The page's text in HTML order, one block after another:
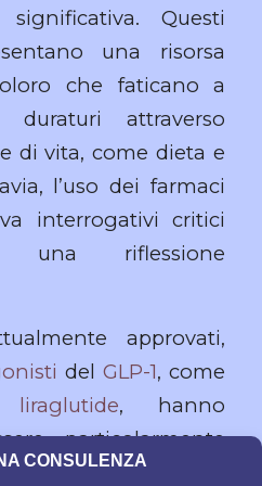
Questi
una risorsa
che faticano a
duraturi attraverso
di vita, come dieta e
l’uso dei farmaci
interrogativi critici
una riflessione
approvati,
delGLP-1, come
liraglutide, hanno
particolarmente
il peso corporeo,
CONSULENZA